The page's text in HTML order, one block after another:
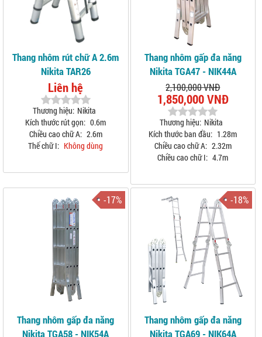
Thang nhôm rút chữ A 2.6m
Nikita TAR26
Liên hệ
Thương hiệu: Nikita
Kích thước rút gọn: 0.6m
Chiều cao chữ A: 2.6m
Thế chữ I: Không dùng
Thang nhôm gấp đa năng
Nikita TGA47 - NIK44A
2,100,000 VNĐ
1,850,000 VNĐ
Thương hiệu: Nikita
Kích thước ban đầu: 1.28m
Chiều cao chữ A: 2.32m
Chiều cao chữ I: 4.7m
-17%
Thang nhôm gấp đa năng
Nikita TGA58 - NIK54A
-18%
Thang nhôm gấp đa năng
Nikita TGA69 - NIK64A